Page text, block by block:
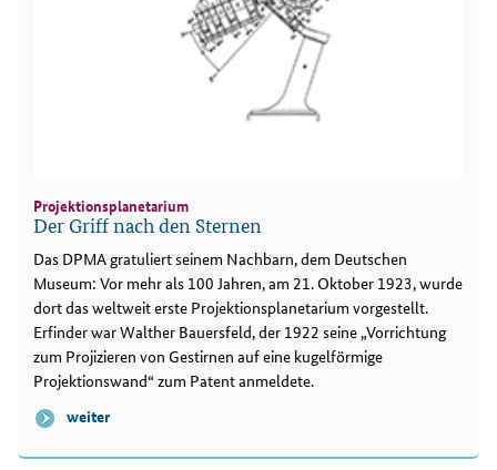
Projektionsplanetarium
Der Griff nach den Sternen
Das DPMA gratuliert seinem Nachbarn, dem Deutschen
Museum: Vor mehr als 100 Jahren, am 21. Oktober 1923, wurde
dort das weltweit erste Projektionsplanetarium vorgestellt.
Erfinder war Walther Bauersfeld, der 1922 seine „Vorrichtung
zum Projizieren von Gestirnen auf eine kugelförmige
Projektionswand“ zum Patent anmeldete.
weiter